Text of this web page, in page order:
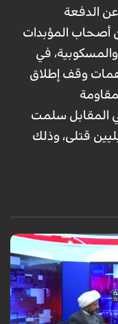
عن الدفعة
أصحاب المؤبدات
في
وقف إطلاق
في المقابل سلمت
قتلى، وذلك